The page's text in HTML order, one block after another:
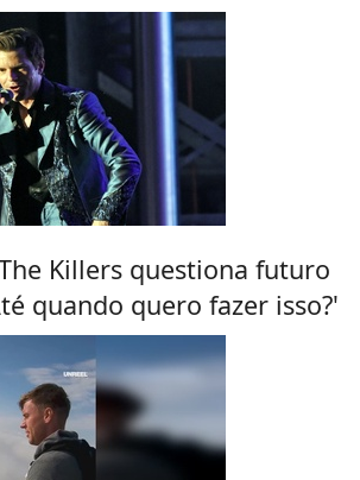
Killers questiona futuro
quando quero fazer isso?'